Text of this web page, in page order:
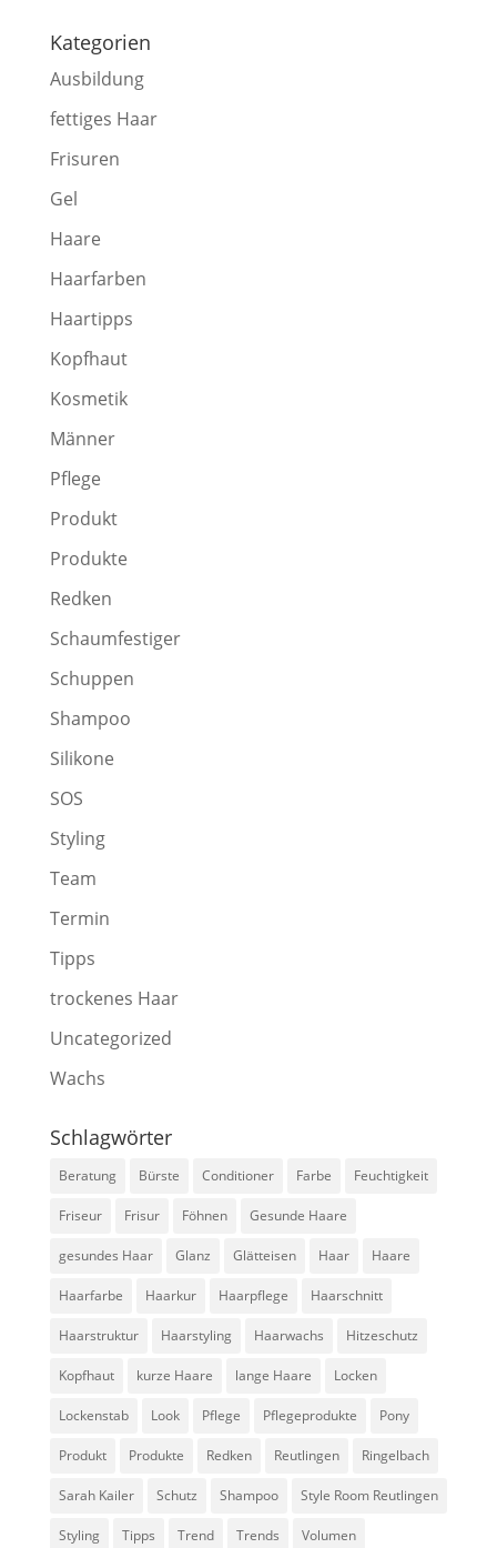
Kategorien
Ausbildung
fettiges Haar
Frisuren
Gel
Haare
Haarfarben
Haartipps
Kopfhaut
Kosmetik
Männer
Pflege
Produkt
Produkte
Redken
Schaumfestiger
Schuppen
Shampoo
Silikone
SOS
Styling
Team
Termin
Tipps
trockenes Haar
Uncategorized
Wachs
Schlagwörter
Beratung Bürste Conditioner Farbe Feuchtigkeit
Friseur Frisur Föhnen Gesunde Haare
gesundes Haar Glanz Glätteisen Haar Haare
Haarfarbe Haarkur Haarpflege Haarschnitt
Haarstruktur Haarstyling Haarwachs Hitzeschutz
Kopfhaut kurze Haare lange Haare Locken
Lockenstab Look Pflege Pflegeprodukte Pony
Produkt Produkte Redken Reutlingen Ringelbach
Sarah Kailer Schutz Shampoo Style Room Reutlingen
Styling Tipps Trend Trends Volumen